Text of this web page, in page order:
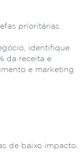
prioritárias.
identifique
da receita e
e marketing
de baixo impacto.